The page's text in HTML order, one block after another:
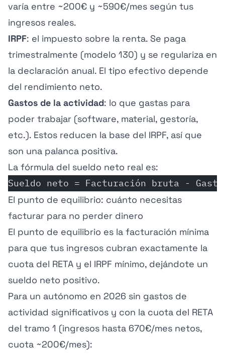
varía entre ~200€ y ~590€/mes según tus
ingresos reales.
IRPF: el impuesto sobre la renta. Se paga
trimestralmente (modelo 130) y se regulariza en
la declaración anual. El tipo efectivo depende
del rendimiento neto.
Gastos de la actividad: lo que gastas para
poder trabajar (software, material, gestoría,
etc.). Estos reducen la base del IRPF, así que
son una palanca positiva.
La fórmula del sueldo neto real es:
Sueldo neto = Facturación bruta -
El punto de equilibrio: cuánto necesitas
facturar para no perder dinero
El punto de equilibrio es la facturación mínima
para que tus ingresos cubran exactamente la
cuota del RETA y el IRPF mínimo, dejándote un
sueldo neto positivo.
Para un autónomo en 2026 sin gastos de
actividad significativos y con la cuota del RETA
del tramo 1 (ingresos hasta 670€/mes netos,
cuota ~200€/mes):